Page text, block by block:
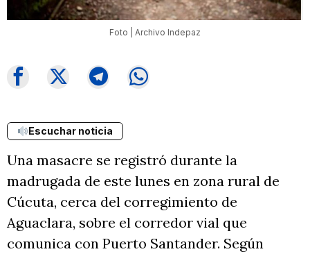
Foto | Archivo Indepaz
Escuchar noticia
Una masacre se registró durante la
madrugada de este lunes en zona rural de
Cúcuta, cerca del corregimiento de
Aguaclara, sobre el corredor vial que
comunica con Puerto Santander. Según